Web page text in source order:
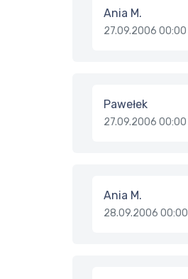
Ania M.
27.09.2006 00:00
Pawełek
27.09.2006 00:00
Ania M.
28.09.2006 00:00